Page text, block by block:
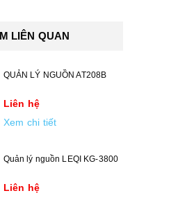
LIÊN QUAN
QUẢN LÝ NGUỒN AT208B
Liên hệ
Xem chi tiết
Quản lý nguồn LEQI KG-3800
Liên hệ